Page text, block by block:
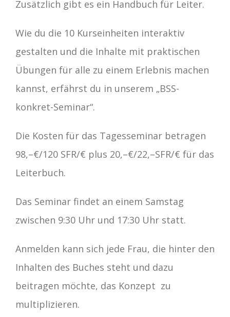
Zusätzlich gibt es ein Handbuch für Leiter.
Wie du die 10 Kurseinheiten interaktiv
gestalten und die Inhalte mit praktischen
Übungen für alle zu einem Erlebnis machen
kannst, erfährst du in unserem „BSS-
konkret-Seminar“.
Die Kosten für das Tagesseminar betragen
98,–€/120 SFR/€ plus 20,–€/22,–SFR/€ für das
Leiterbuch.
Das Seminar findet an einem Samstag
zwischen 9:30 Uhr und 17:30 Uhr statt.
Anmelden kann sich jede Frau, die hinter den
Inhalten des Buches steht und dazu
beitragen möchte, das Konzept zu
multiplizieren.